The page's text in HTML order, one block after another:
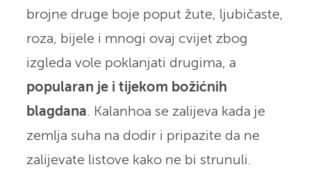
brojne druge boje poput žute, ljubičaste,
roza, bijele i mnogi ovaj cvijet zbog
izgleda vole poklanjati drugima, a
popularan je i tijekom božićnih
blagdana. Kalanhoa se zalijeva kada je
zemlja suha na dodir i pripazite da ne
zalijevate listove kako ne bi strunuli.